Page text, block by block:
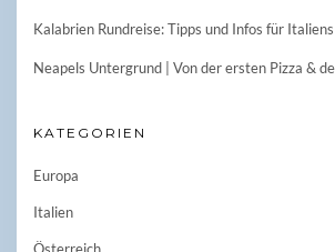
Kalabrien Rundreise: Tipps und Infos für
Neapels Untergrund | Von der ersten Pizza &
KATEGORIEN
Europa
Italien